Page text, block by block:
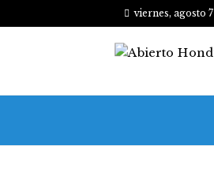
viernes, agosto 7